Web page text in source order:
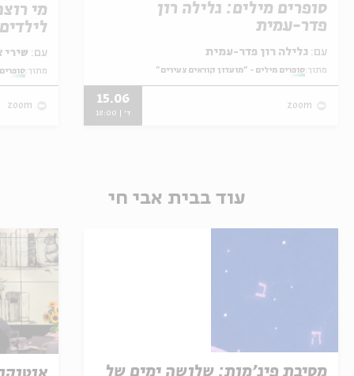
סופרים מילים: גלילה רון
פדר-עמית
עם:
מתוך:סופרים מילים - "מועדון קוראים צעירים"
zoom
15.06
ד' | 18:00
מי
עם:
מתוך:
zoom
עוד בבית אבי חי
מסיבת פיג'מות: שלושה ימים של